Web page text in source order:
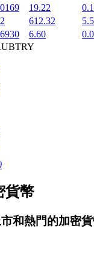
利
及時且安全的服務
19.22
612.32
6.60
TRY
貨幣
和熱門的加密貨